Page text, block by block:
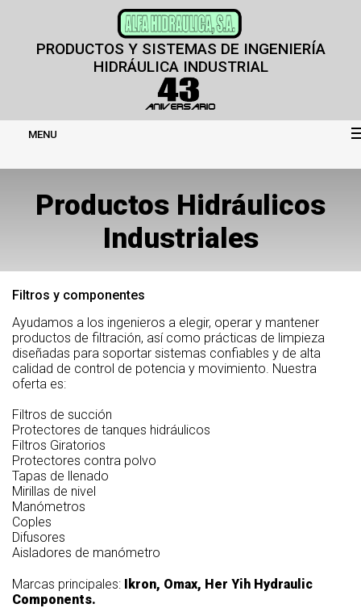
PRODUCTOS Y SISTEMAS DE INGENIERÍA
HIDRÁULICA INDUSTRIAL
MENU
Productos Hidráulicos
Industriales
Filtros y componentes
Ayudamos a los ingenieros a elegir, operar y mantener
productos de filtración, así como prácticas de limpieza
diseñadas para soportar sistemas confiables y de alta
calidad de control de potencia y movimiento. Nuestra
oferta es:
Filtros de succión
Protectores de tanques hidráulicos
Filtros Giratorios
Protectores contra polvo
Tapas de llenado
Mirillas de nivel
Manómetros
Coples
Difusores
Aisladores de manómetro
Marcas principales: Ikron, Omax, Her Yih Hydraulic
Components.